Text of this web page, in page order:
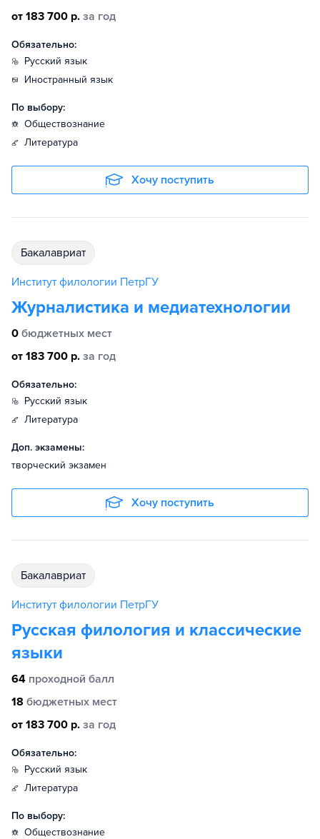
от 183 700 р. за год
Обязательно:
русский язык
иностранный язык
По выбору:
обществознание
литература
Хочу поступить
бакалавриат
Институт филологии ПетрГУ
Журналистика и медиатехнологии
0 бюджетных мест
от 183 700 р. за год
Обязательно:
русский язык
литература
Доп. экзамены:
творческий экзамен
Хочу поступить
бакалавриат
Институт филологии ПетрГУ
Русская филология и классические
языки
64 проходной балл
18 бюджетных мест
от 183 700 р. за год
Обязательно:
русский язык
литература
По выбору:
обществознание